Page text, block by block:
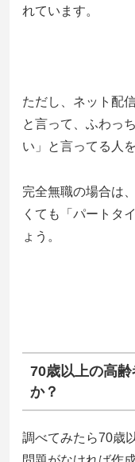
れています。
ただし、ネット配
と言って、ふわっ
い」と言ってる人
完全無職の場合は
くても「パートタ
ょう。
70歳以上の高
か？
調べてみたら70歳